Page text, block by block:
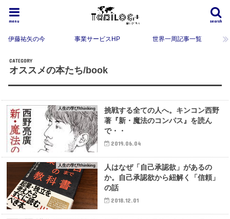
search
menu
伊藤祐矢の今 事業サービスHP 世界一周記事一覧
オススメの本たち/book
人生の学び/thinking
挑戦する全ての人へ。キンコン西野
著『新・魔法のコンパス』を読ん
で・・
2019.06.04
人生の学び/thinking
人はなぜ「自己承認欲」があるの
か。自己承認欲から紐解く「信頼」
の話
2018.12.01